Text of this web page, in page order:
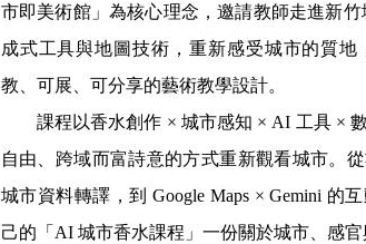
市即美術館」為核心理念，邀請教師走進新
成式工具與地圖技術，重新感受城市的質
教、可展、可分享的藝術教學設計。
課程以香水創作 × 城市感知 × AI 工具 ×
自由、跨域而富詩意的方式重新觀看城市。
城市資料轉譯，到 Google Maps × Gemini 的
己的「 AI 城市香水課程」一份關於城市、感官